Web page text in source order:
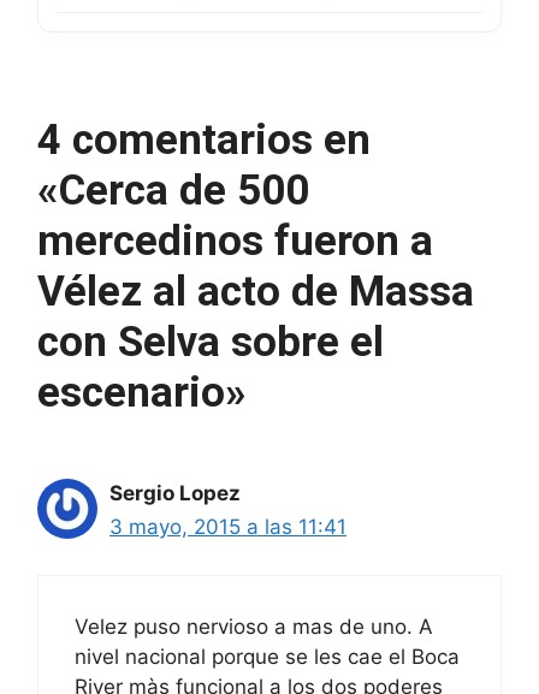
4 comentarios en
«Cerca de 500
mercedinos fueron a
Vélez al acto de Massa
con Selva sobre el
escenario»
Sergio Lopez
3 mayo, 2015 a las 11:41
Velez puso nervioso a mas de uno. A
nivel nacional porque se les cae el Boca
River màs funcional a los dos poderes